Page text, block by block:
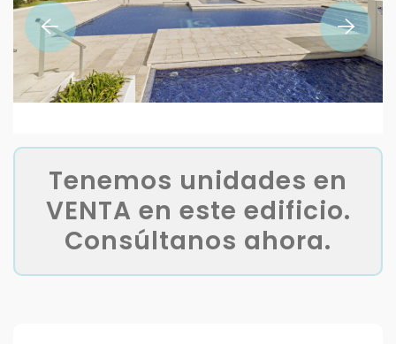
Tenemos unidades en
VENTA en este edificio.
Consúltanos ahora.